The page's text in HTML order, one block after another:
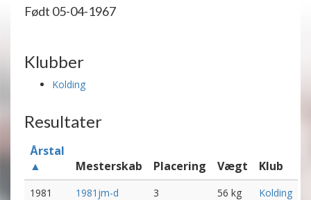
Født 05-04-1967
Klubber
Kolding
Resultater
Årstal
▲
Mesterskab Placering Vægt Klub
1981 1981jm-d 3 56 kg
Kolding